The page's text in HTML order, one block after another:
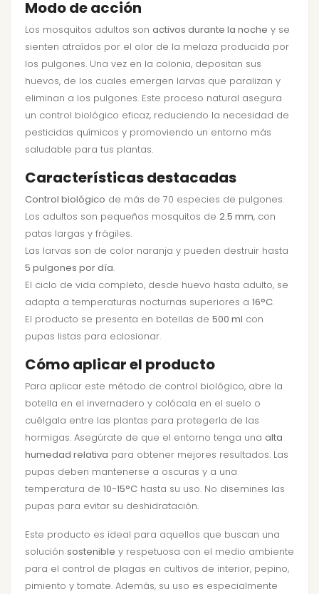
Modo de acción
Los mosquitos adultos son activos durante la noche y se
sienten atraídos por el olor de la melaza producida por
los pulgones. Una vez en la colonia, depositan sus
huevos, de los cuales emergen larvas que paralizan y
eliminan a los pulgones. Este proceso natural asegura
un control biológico eficaz, reduciendo la necesidad de
pesticidas químicos y promoviendo un entorno más
saludable para tus plantas.
Características destacadas
Control biológico de más de 70 especies de pulgones.
Los adultos son pequeños mosquitos de 2.5 mm, con
patas largas y frágiles.
Las larvas son de color naranja y pueden destruir hasta
5 pulgones por día.
El ciclo de vida completo, desde huevo hasta adulto, se
adapta a temperaturas nocturnas superiores a 16°C.
El producto se presenta en botellas de 500 ml con
pupas listas para eclosionar.
Cómo aplicar el producto
Para aplicar este método de control biológico, abre la
botella en el invernadero y colócala en el suelo o
cuélgala entre las plantas para protegerla de las
hormigas. Asegúrate de que el entorno tenga una alta
humedad relativa para obtener mejores resultados. Las
pupas deben mantenerse a oscuras y a una
temperatura de 10-15°C hasta su uso. No disemines las
pupas para evitar su deshidratación.
Este producto es ideal para aquellos que buscan una
solución sostenible y respetuosa con el medio ambiente
para el control de plagas en cultivos de interior, pepino,
pimiento y tomate. Además, su uso es especialmente